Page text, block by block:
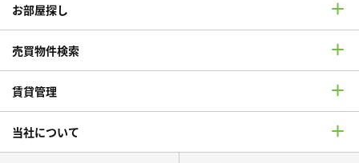
お部屋探し
売買物件検索
賃貸管理
当社について